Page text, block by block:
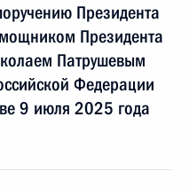
Президента
Президента
Патрушевым
Федерации
9 июля 2025 года